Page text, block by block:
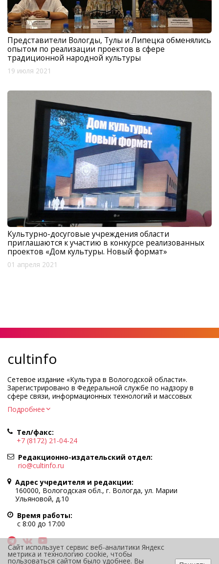
Представители Вологды, Тулы и Липецка обменялись
опытом по реализации проектов в сфере
традиционной народной культуры
19 июля 2021
Культурно-досуговые учреждения области
приглашаются к участию в конкурсе реализованных
проектов «Дом культуры. Новый формат»
01 апреля 2021
cultinfo
Сетевое издание «Культура в Вологодской области».
Зарегистрировано в Федеральной службе по надзору в
сфере связи, информационных технологий и массовых
Регистрационный номер и дата принятия решения о
Учредитель КУ ВО «Информационно-аналитический центр
культуры»
Адрес учредителя и редакции: 160000, Вологодская обл., г.
Вологда, ул. Марии Ульяновой, д.10
Главный редактор — Легчанова Елена Григорьевна
Политика в отношении обработки персональных данных
При полном или частичном использовании информации
портала гиперссылка на cultinfo.ru обязательна.
Редакция не несет ответственности за достоверность
информации, содержащейся в рекламных объявлениях.
12+
Подробнее
Тел/факс:
+7 (8172) 21-04-24
Редакционно-издательский отдел:
rio@cultinfo.ru
Адрес учредителя и редакции:
160000, Вологодская обл., г. Вологда, ул. Марии
Ульяновой, д.10
Время работы:
с 8:00 до 17:00
Сайт использует сервис веб-аналитики Яндекс
метрика и технологию cookie, чтобы
пользоваться сайтом было удобнее. Вы